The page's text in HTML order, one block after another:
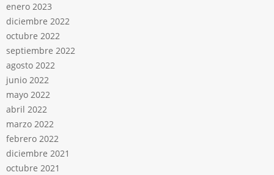
enero 2023
diciembre 2022
octubre 2022
septiembre 2022
agosto 2022
junio 2022
mayo 2022
abril 2022
marzo 2022
febrero 2022
diciembre 2021
octubre 2021